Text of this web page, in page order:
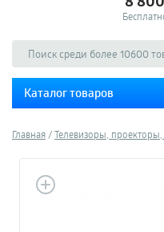
Каталог товаров
Главная Телевизоры,